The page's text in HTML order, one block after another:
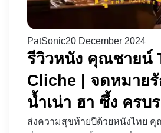
PatSonic20 December 2024
รีวิวหนัง คุณชายน์
Cliche | จดหมาย
น้ำเน่า ฮา ซึ้ง ครบ
ส่งความสุขท้ายปีด้วยหนังไทย คุ